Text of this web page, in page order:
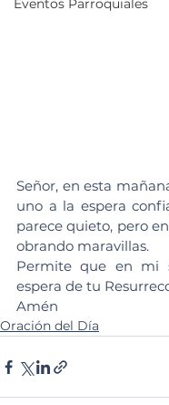
Eventos Parroquiales
Señor, en esta
uno a la espera
parece quieto, pero
obrando maravillas.
Permite que en mi
espera de tu
Amén
Oración del Día